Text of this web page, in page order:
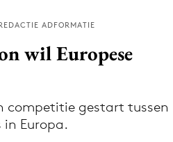
via de Adformatie
app
ADFORMATIE
wil Europese
competitie gestart tussen
Europa.